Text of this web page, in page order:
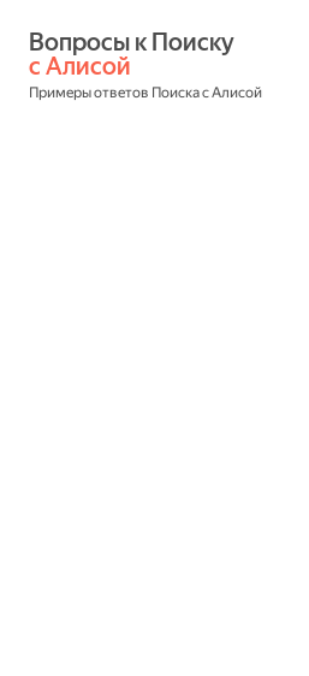
с Алисой
Примеры ответов Поиска с Алисой